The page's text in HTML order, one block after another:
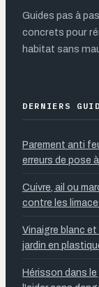
Guides pas à
concrets pour
habitat sans
DERNIERS
Parement anti
erreurs de pose
Cuivre, ail ou
contre les
Vinaigre blanc
jardin en
Hérisson dans